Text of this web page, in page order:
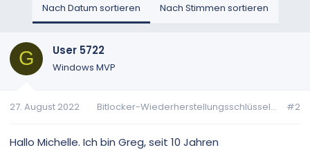
Nach Datum sortieren Nach Stimmen sortieren
G User 5722
Windows MVP
27. August 2022 Bitlocker-Wiederherstellungsschlüssel... #2
Hallo Michelle. Ich bin Greg, seit 10 Jahren